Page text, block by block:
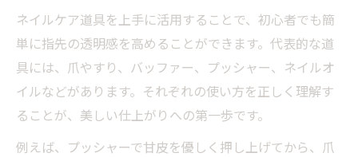
ネイルケア道具を上手に活用することで、初心者でも簡
単に指先の透明感を高めることができます。代表的な道
具には、爪やすり、バッファー、プッシャー、ネイルオ
イルなどがあります。それぞれの使い方を正しく理解す
ることが、美しい仕上がりへの第一歩です。
例えば、プッシャーで甘皮を優しく押し上げてから、爪